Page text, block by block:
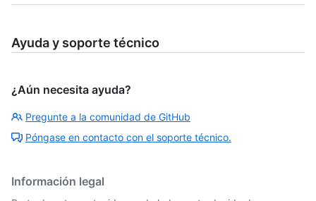
Ayuda y soporte técnico
¿Aún necesita ayuda?
Pregunte a la comunidad de GitHub
Póngase en contacto con el soporte técnico.
Información legal